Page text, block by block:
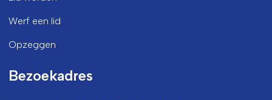
Werf een lid
Opzeggen
Bezoekadres